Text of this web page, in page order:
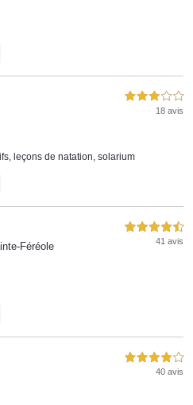
3,0 étoiles sur 5
18 avis
leçons de natation solarium
Féréole
4,5 étoiles sur 5
41 avis
4,0 étoiles sur 5
40 avis